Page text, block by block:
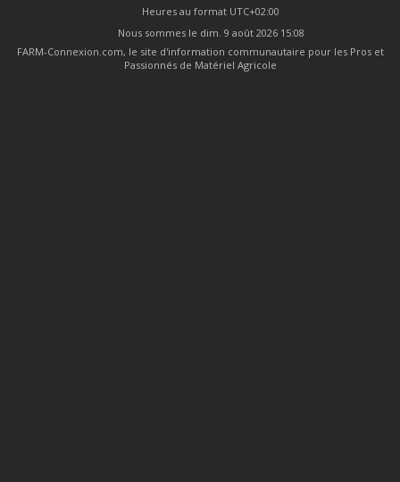
Heures au format UTC+02:00
Nous sommes le dim. 9 août 2026 15:08
FARM-Connexion.com, le site d'information communautaire pour les Pros et
Passionnés de Matériel Agricole